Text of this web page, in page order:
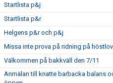
Startlista p&j
Startlista p&r
Helgens p&r och p&j
Missa inte prova på ridning på
Välkommen på bakkväll den 7/11
Anmälan till knatte barbacka balans